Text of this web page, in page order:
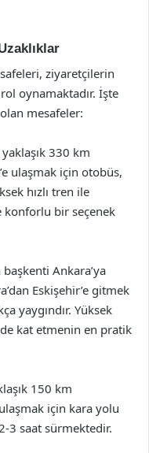
ziyaretçilerin
oynamaktadır. İşte
mesafeler:
330 km
ulaşmak için otobüs,
hızlı tren ile
konforlu bir seçenek
Ankara’ya
Eskişehir’e gitmek
yaygındır. Yüksek
kat etmenin en pratik
150 km
için kara yolu
3 saat sürmektedir.